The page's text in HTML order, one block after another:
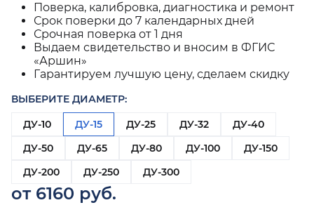
Поверка, калибровка, диагностика и ремонт
Срок поверки до 7 календарных дней
Срочная поверка от 1 дня
Выдаем свидетельство и вносим в ФГИС
«Аршин»
Гарантируем лучшую цену, сделаем скидку
ВЫБЕРИТЕ ДИАМЕТР:
ДУ-10
ДУ-15 ДУ-25 ДУ-32
ДУ-40
ДУ-50
ДУ-65 ДУ-80 ДУ-100
ДУ-150
ДУ-200
ДУ-250 ДУ-300
от 6160 руб.